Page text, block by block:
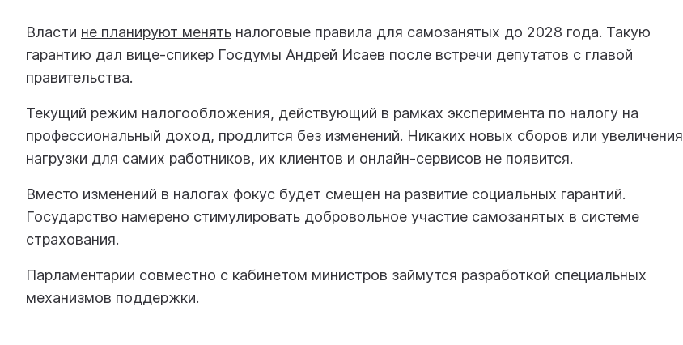
Власти не планируют менять налоговые правила для самозанятых до 2028 года. Такую
гарантию дал вице-спикер Госдумы Андрей Исаев после встречи депутатов с главой
правительства.
Текущий режим налогообложения, действующий в рамках эксперимента по налогу на
профессиональный доход, продлится без изменений. Никаких новых сборов или увеличения
нагрузки для самих работников, их клиентов и онлайн-сервисов не появится.
Вместо изменений в налогах фокус будет смещен на развитие социальных гарантий.
Государство намерено стимулировать добровольное участие самозанятых в системе
страхования.
Парламентарии совместно с кабинетом министров займутся разработкой специальных
механизмов поддержки.